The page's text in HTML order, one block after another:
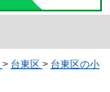
> 台東区 > 台東区の小